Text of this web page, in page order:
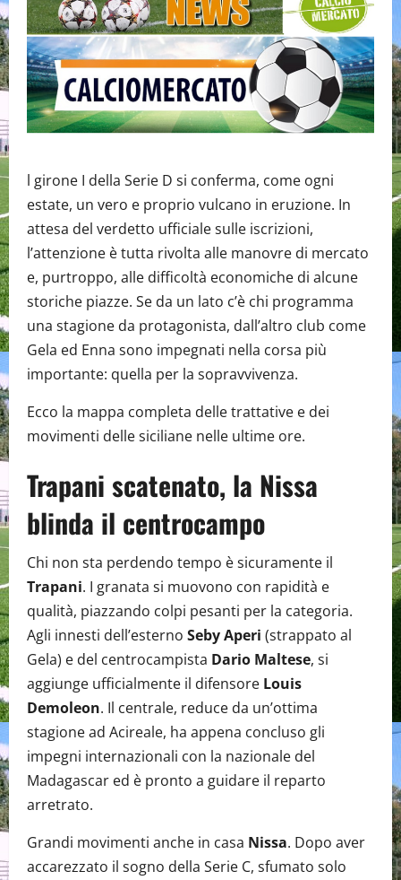
l girone I della Serie D si conferma, come ogni
estate, un vero e proprio vulcano in eruzione. In
attesa del verdetto ufficiale sulle iscrizioni,
l’attenzione è tutta rivolta alle manovre di mercato
e, purtroppo, alle difficoltà economiche di alcune
storiche piazze. Se da un lato c’è chi programma
una stagione da protagonista, dall’altro club come
Gela ed Enna sono impegnati nella corsa più
importante: quella per la sopravvivenza.
Ecco la mappa completa delle trattative e dei
movimenti delle siciliane nelle ultime ore.
Trapani scatenato, la Nissa
blinda il centrocampo
Chi non sta perdendo tempo è sicuramente il
Trapani. I granata si muovono con rapidità e
qualità, piazzando colpi pesanti per la categoria.
Agli innesti dell’esterno Seby Aperi (strappato al
Gela) e del centrocampista Dario Maltese, si
aggiunge ufficialmente il difensore Louis
Demoleon. Il centrale, reduce da un’ottima
stagione ad Acireale, ha appena concluso gli
impegni internazionali con la nazionale del
Madagascar ed è pronto a guidare il reparto
arretrato.
Grandi movimenti anche in casa Nissa. Dopo aver
accarezzato il sogno della Serie C, sfumato solo